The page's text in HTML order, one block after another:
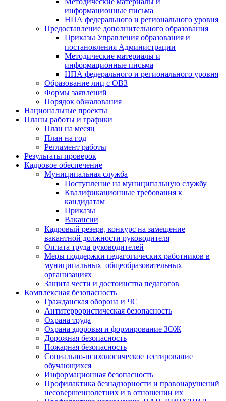
информационные письма
НПА федерального и регионального уровня
Предоставление дополнительного образования
Приказы Управления образования и
постановления Администрации
Методические материалы и
информационные письма
НПА федерального и регионального уровня
Образование лиц с ОВЗ
Формы заявлений
Порядок обжалования
Национальные проекты
Планы работы и графики
План на месяц
План на год
Регламент работы
Результаты проверок
Кадровое обеспечение
Муниципальная служба
Поступление на муниципальную службу
Квалификационные требования к
кандидатам
Приказы
Вакансии
Кадровый резерв, конкурс на замещение
вакантной должности руководителя
Оплата труда руководителей
Меры поддержки педагогических работников в
муниципальных общеобразовательных
организациях
Защита чести и достоинства педагогов
Комплексная безопасность
Гражданская оборона и ЧС
Антитеррористическая безопасность
Охрана труда
Охрана здоровья и формирование ЗОЖ
Дорожная безопасность
Пожарная безопасность
Социально-психологическое тестирование
обучающихся
Информационная безопасность
Профилактика безнадзорности и правонарушений
несовершеннолетних и в отношении их